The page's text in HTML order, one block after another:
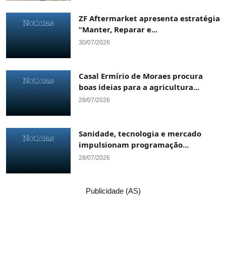
ZF Aftermarket apresenta estratégia
“Manter, Reparar e...
30/07/2026
Casal Ermírio de Moraes procura
boas ideias para a agricultura...
28/07/2026
Sanidade, tecnologia e mercado
impulsionam programação...
28/07/2026
Publicidade (AS)